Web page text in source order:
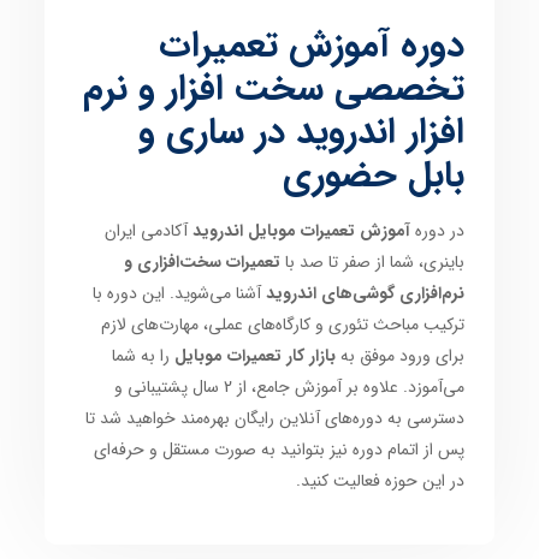
دوره آموزش تعمیرات
تخصصی سخت افزار و نرم
افزار اندروید در ساری و
بابل حضوری
در دورهآموزش تعمیرات موبایل اندرویدآکادمی ایران
باینری، شما از صفر تا صد با تعمیرات سخت‌افزاری و
نرم‌افزاری گوشی‌های اندرویدآشنا می‌شوید. این دوره با
ترکیب مباحث تئوری و کارگاه‌های عملی، مهارت‌های لازم
برای ورود موفق بهبازار کار تعمیرات موبایل را به شما
می‌آموزد. علاوه بر آموزش جامع، از 2 سال پشتیبانی و
دسترسی به دوره‌های آنلاین رایگان بهره‌مند خواهید شد تا
پس از اتمام دوره نیز بتوانید به صورت مستقل و حرفه‌ای
در این حوزه فعالیت کنید.